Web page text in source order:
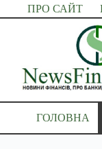
Перейти
до
ПРО САЙТ
ГОЛОВНА